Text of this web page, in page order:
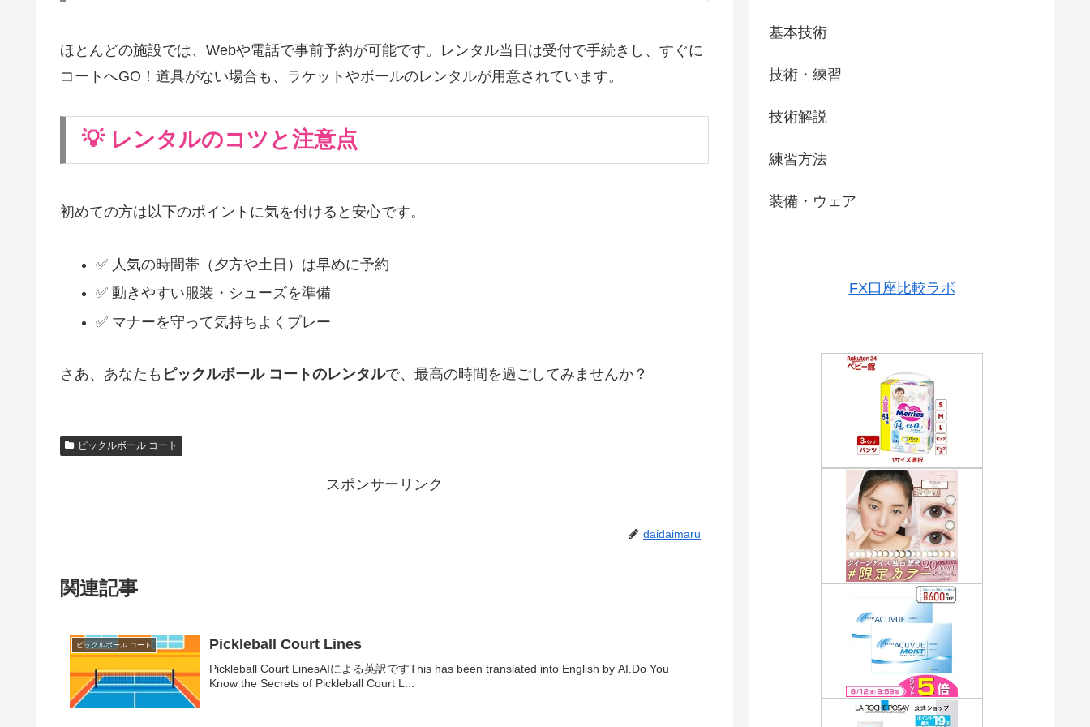
ほとんどの施設では、Webや電話で事前予約が可能です。レンタル当日は受付で手続きし、すぐに
コートへGO！道具がない場合も、ラケットやボールのレンタルが用意されています。
💡 レンタルのコツと注意点
初めての方は以下のポイントに気を付けると安心です。
✅ 人気の時間帯（夕方や土日）は早めに予約
✅ 動きやすい服装・シューズを準備
✅ マナーを守って気持ちよくプレー
さあ、あなたも ピックルボール コートのレンタルで、最高の時間を過ごしてみませんか？
ピックルボール コート
スポンサーリンク
daidaimaru
関連記事
ピックルボール コート Pickleball Court Lines
Pickleball Court LinesAIによる英訳ですThis has been translated into English by AI.Do You
Know the Secrets of Pickleball Court L...
基本技術
技術・練習
技術解説
練習方法
装備・ウェア
FX口座比較ラボ